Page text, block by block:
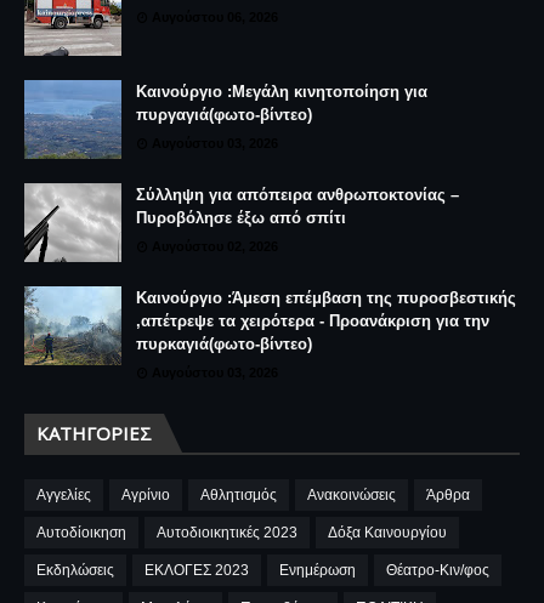
Καινούργιο :Μεγάλη κινητοποίηση για
πυργαγιά(φωτο-βίντεο)
Σύλληψη για απόπειρα ανθρωποκτονίας –
Πυροβόλησε έξω από σπίτι
Καινούργιο :Άμεση επέμβαση της πυροσβεστικής
,απέτρεψε τα χειρότερα - Προανάκριση για την
πυρκαγιά(φωτο-βίντεο)
ΚΑΤΗΓΟΡΊΕΣ
Αγγελίες Αγρίνιο Αθλητισμός Ανακοινώσεις Άρθρα
Αυτοδίοικηση Αυτοδιοικητικές 2023 Δόξα Καινουργίου
Εκδηλώσεις ΕΚΛΟΓΕΣ 2023 Ενημέρωση Θέατρο-Κιν/φος